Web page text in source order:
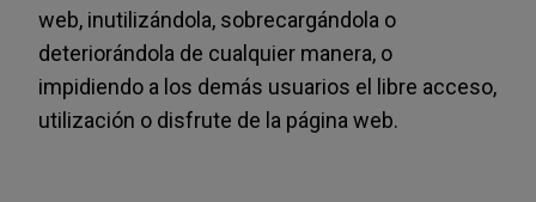
web, inutilizándola, sobrecargándola o
deteriorándola de cualquier manera, o
impidiendo a los demás usuarios el libre acceso,
utilización o disfrute de la página web.